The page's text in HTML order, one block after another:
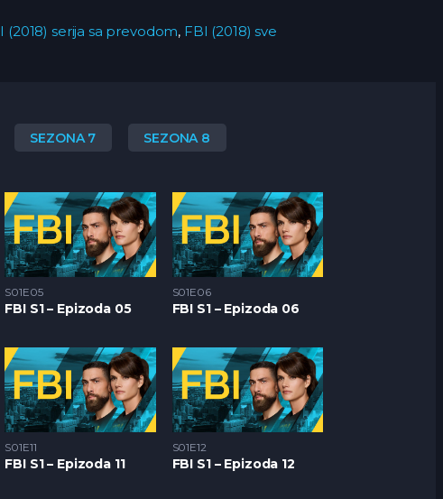
(2018) serija sa prevodom, FBI (2018) sve
SEZONA 7 SEZONA 8
S01E05
FBI S1 – Epizoda 05
S01E06
FBI S1 – Epizoda 06
S01E11
FBI S1 – Epizoda 11
S01E12
FBI S1 – Epizoda 12